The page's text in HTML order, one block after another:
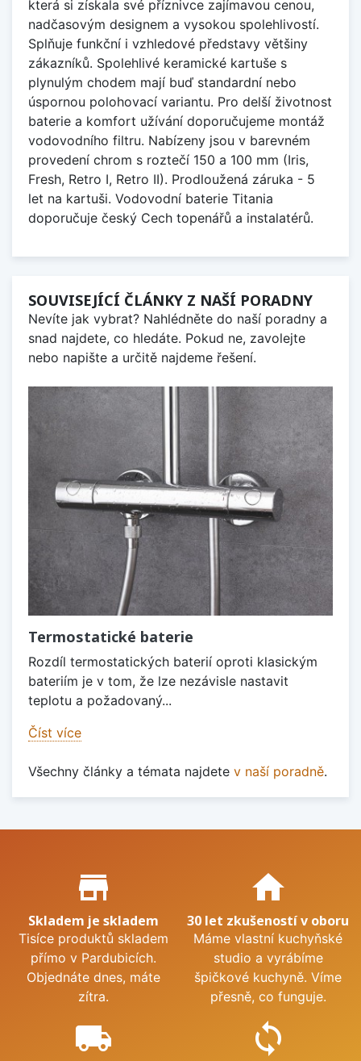
která si získala své příznivce zajímavou cenou,
nadčasovým designem a vysokou spolehlivostí.
Splňuje funkční i vzhledové představy většiny
zákazníků. Spolehlivé keramické kartuše s
plynulým chodem mají buď standardní nebo
úspornou polohovací variantu. Pro delší životnost
baterie a komfort užívání doporučujeme montáž
vodovodního filtru. Nabízeny jsou v barevném
provedení chrom s roztečí 150 a 100 mm (Iris,
Fresh, Retro I, Retro II). Prodloužená záruka - 5
let na kartuši. Vodovodní baterie Titania
doporučuje český Cech topenářů a instalatérů.
SOUVISEJÍCÍ ČLÁNKY Z NAŠÍ PORADNY
Nevíte jak vybrat? Nahlédněte do naší poradny a
snad najdete, co hledáte. Pokud ne, zavolejte
nebo napište a určitě najdeme řešení.
Termostatické baterie
Rozdíl termostatických baterií oproti klasickým
bateriím je v tom, že lze nezávisle nastavit
teplotu a požadovaný...
Číst více
Všechny články a témata najdete v naší poradně.
Proč nakupovat u nás?
store_mall_directory
Skladem je skladem
Tisíce produktů skladem
přímo v Pardubicích.
Objednáte dnes, máte
zítra.
home
30 let zkušeností v oboru
Máme vlastní kuchyňské
studio a vyrábíme
špičkové kuchyně. Víme
přesně, co funguje.
local_shipping sync